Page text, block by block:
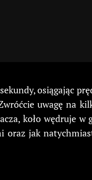
osiągając
uwagę na
koło wędruje w
oraz jak